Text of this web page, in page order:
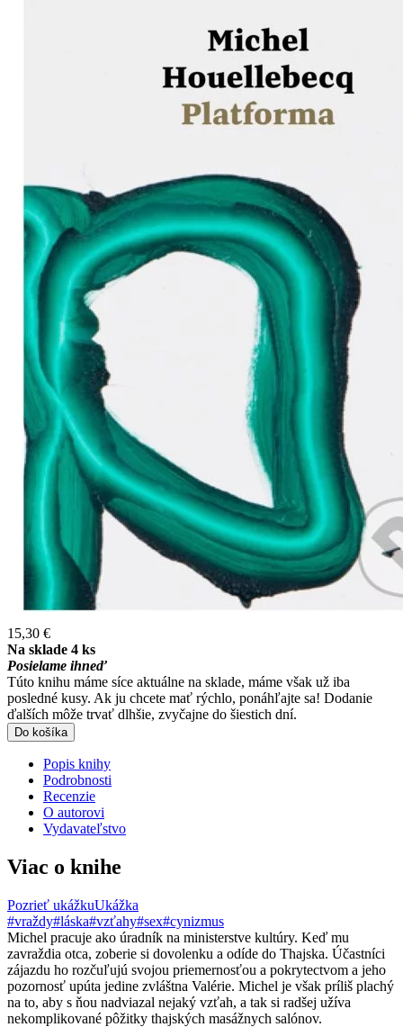
15,30 €
Na sklade 4 ks
Posielame ihneď
Túto knihu máme síce aktuálne na sklade, máme však už iba
posledné kusy. Ak ju chcete mať rýchlo, ponáhľajte sa! Dodanie
ďalších môže trvať dlhšie, zvyčajne do šiestich dní.
Do košíka
Popis knihy
Podrobnosti
Recenzie
O autorovi
Vydavateľstvo
Viac o knihe
Pozrieť ukážkuUkážka
#vraždy#láska#vzťahy#sex#cynizmus
Michel pracuje ako úradník na ministerstve kultúry. Keď mu
zavraždia otca, zoberie si dovolenku a odíde do Thajska. Účastníci
zájazdu ho rozčuľujú svojou priemernosťou a pokrytectvom a jeho
pozornosť upúta jedine zvláštna Valérie. Michel je však príliš plachý
na to, aby s ňou nadviazal nejaký vzťah, a tak si radšej užíva
nekomplikované pôžitky thajských masážnych salónov.